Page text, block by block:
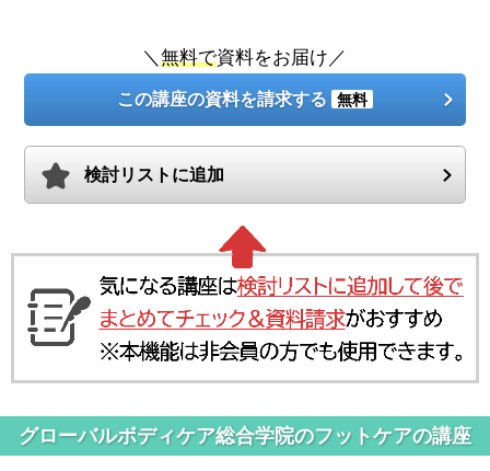
＼無料で資料をお届け／
この講座の資料を請求する 無料
検討リストに追加
グローバルボディケア総合学院のフットケアの講座